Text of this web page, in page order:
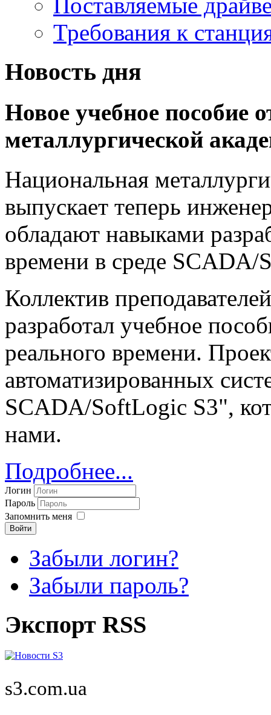
Требования к
Новость дня
Новое учебное пособие
металлургической
Национальная
выпускает теперь
обладают навыками
времени в среде
Коллектив
разработал учебное
реального времени.
автоматизированных
SCADA/SoftLogic S3",
нами.
Подробнее...
Логин
Пароль
Запомнить меня
Войти
Забыли логин?
Забыли пароль?
Экспорт RSS
s3.com.ua